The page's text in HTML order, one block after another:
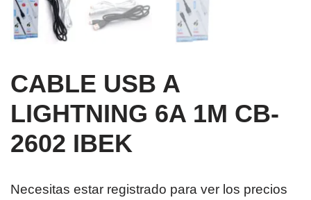
CABLE USB A
LIGHTNING 6A 1M CB-
2602 IBEK
Necesitas estar registrado para ver los precios